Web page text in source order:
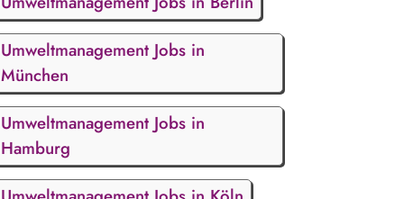
Umweltmanagement Jobs in
München
Umweltmanagement Jobs in
Hamburg